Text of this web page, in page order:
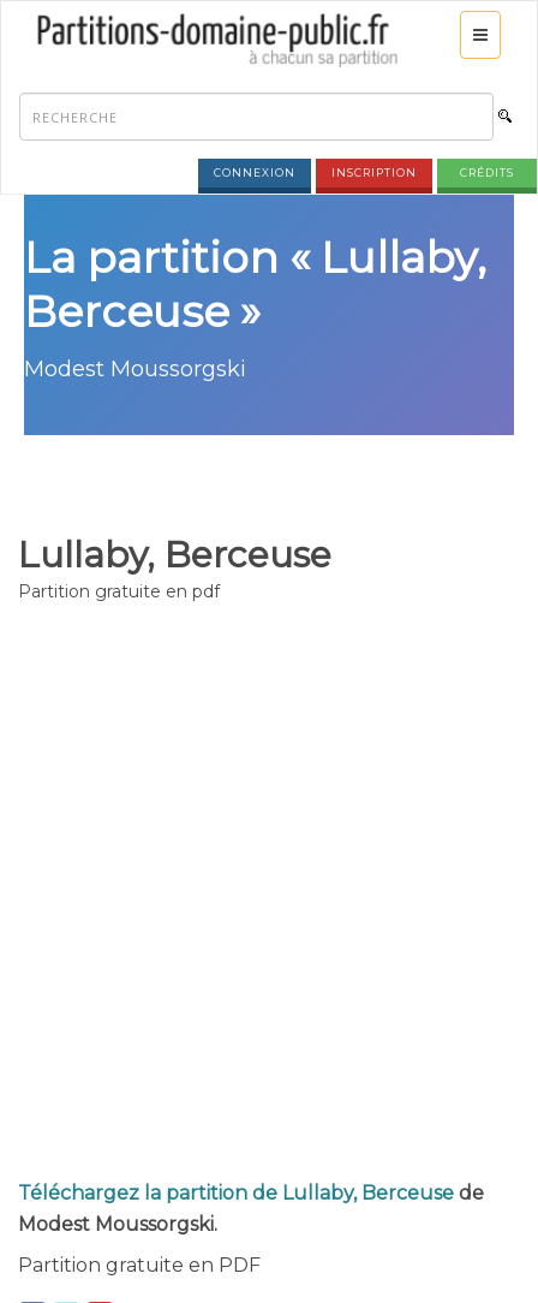
CONNEXION INSCRIPTION CRÉDITS
La partition « Lullaby,
Berceuse »
Modest Moussorgski
Lullaby, Berceuse
Partition gratuite en pdf
Téléchargez la partition de Lullaby, Berceuse de
Modest Moussorgski.
Partition gratuite en PDF